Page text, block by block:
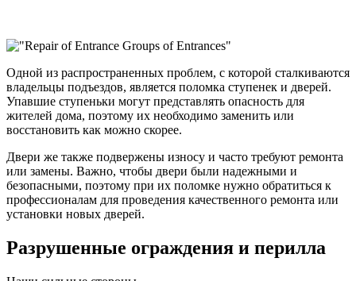
Одной из распространенных проблем, с которой сталкиваются
владельцы подъездов, является поломка ступенек и дверей.
Упавшие ступеньки могут представлять опасность для
жителей дома, поэтому их необходимо заменить или
восстановить как можно скорее.
Двери же также подвержены износу и часто требуют ремонта
или замены. Важно, чтобы двери были надежными и
безопасными, поэтому при их поломке нужно обратиться к
профессионалам для проведения качественного ремонта или
установки новых дверей.
Разрушенные ограждения и перилла